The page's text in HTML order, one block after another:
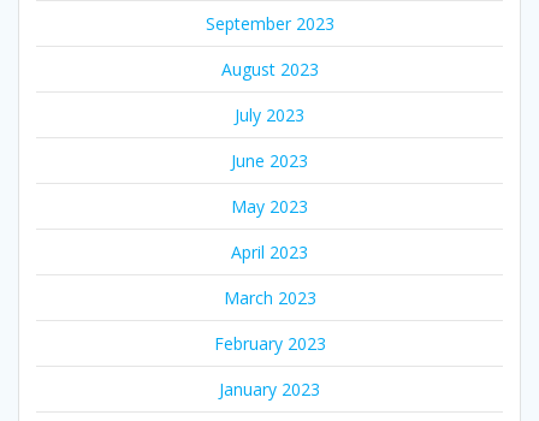
September 2023
August 2023
July 2023
June 2023
May 2023
April 2023
March 2023
February 2023
January 2023